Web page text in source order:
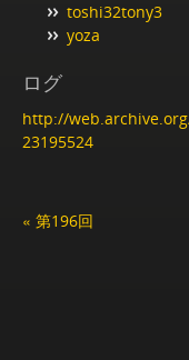
toshi32tony3
yoza
ログ
http://
23195524
« 第196回